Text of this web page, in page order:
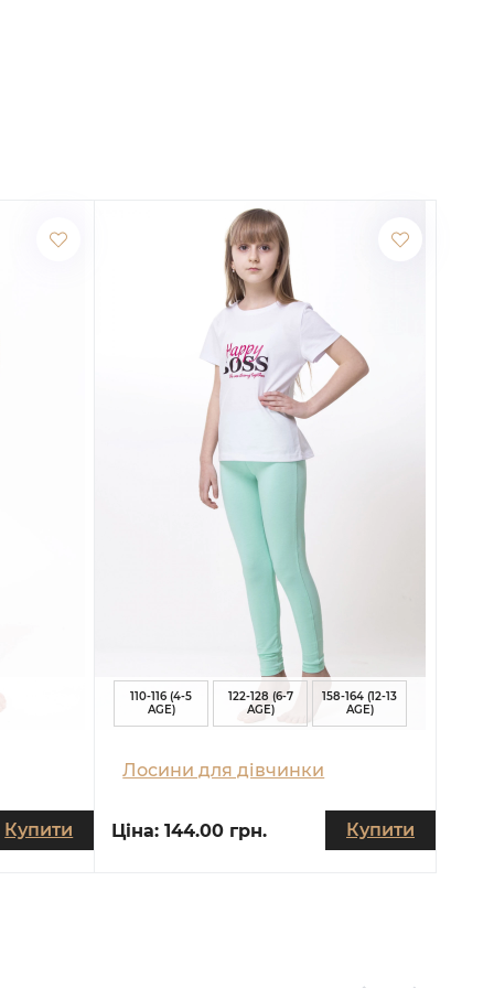
Купити
110-116 (4-5
AGE)
122-128 (6-7
AGE)
158-164 (12-13
AGE)
Лосини для дівчинки
Ціна:144.00 грн. Купити